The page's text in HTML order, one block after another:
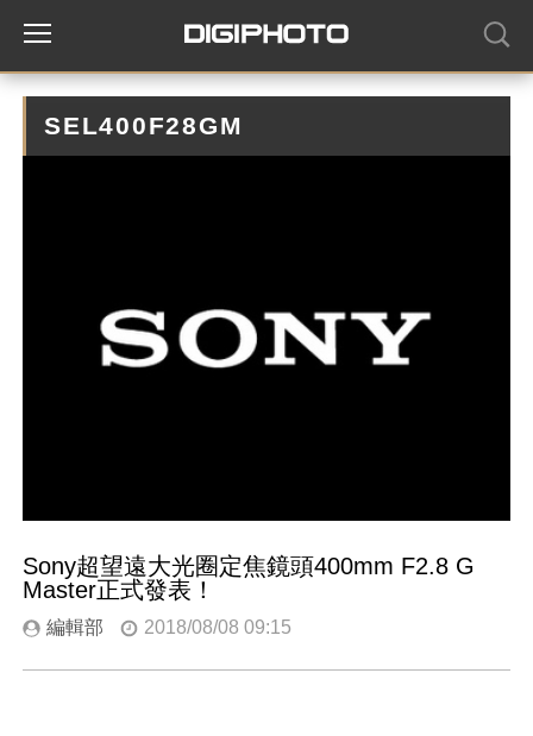
SEL400F28GM
Sony超望遠大光圈定焦鏡頭400mm F2.8 G
Master正式發表！
編輯部 2018/08/08 09:15